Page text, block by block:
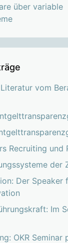
über variable
vom
Recruiting und
der
Der Speaker
Im
OKR Seminar